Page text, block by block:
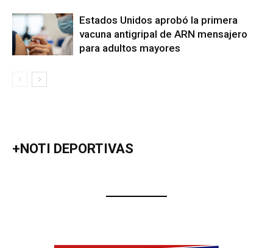
Estados Unidos aprobó la primera
vacuna antigripal de ARN mensajero
para adultos mayores
+NOTI DEPORTIVAS